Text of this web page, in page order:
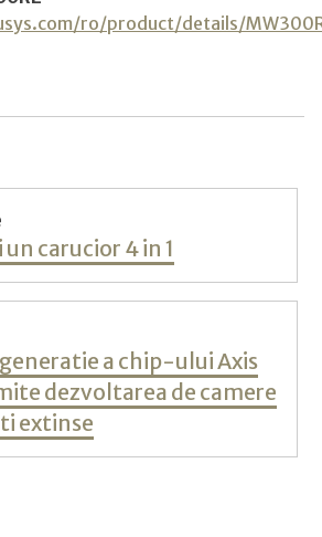
ro/product/details/
un carucior 4 in 1
generatie a chip-ului Axis
dezvoltarea de camere
extinse